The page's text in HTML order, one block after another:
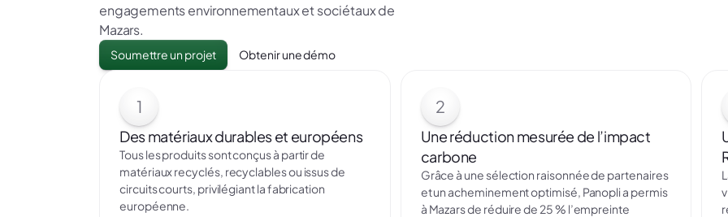
engagements environnementaux et sociétaux de
Mazars.
Soumettre un projet Obtenir une démo
1
Des matériaux durables et européens
Tous les produits sont conçus à partir de
matériaux recyclés, recyclables ou issus de
circuits courts, privilégiant la fabrication
européenne.
2
Une réduction mesurée de l’impact
carbone
Grâce à une sélection raisonnée de partenaires
et un acheminement optimisé, Panopli a permis
à Mazars de réduire de 25 % l’empreinte